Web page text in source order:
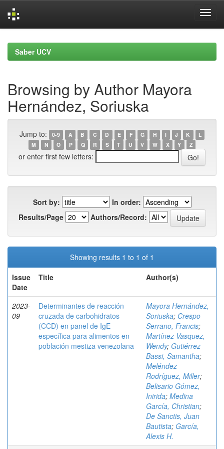
navigationSaber UCV
Browsing by Author Mayora
Hernández, Soriuska
Jump to: 0-9 A B C D E F G H I J K
L
M
N O P Q R S T U V W X Y Z
or enter first few letters:
Sort by:
In order:
Results/Page
Authors/Record:
Showing results 1 to 1 of 1
Issue
Date
Title Author(s)
2023-
09
Determinantes de reacción
cruzada de carbohidratos
(CCD) en panel de IgE
específica para alimentos en
población mestiza venezolana
Mayora Hernández,
Soriuska; Crespo
Serrano, Francis;
Martínez Vasquez,
Wendy; Gutiérrez
Bassi, Samantha;
Meléndez
Rodríguez, Miller;
Belisario Gómez,
Inirida; Medina
García, Christian;
De Sanctis, Juan
Bautista; García,
Alexis H.